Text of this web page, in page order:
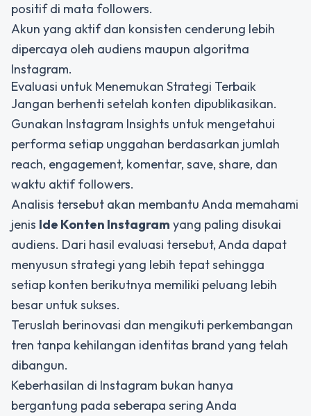
positif di mata followers.
Akun yang aktif dan konsisten cenderung lebih
dipercaya oleh audiens maupun algoritma
Instagram.
Evaluasi untuk Menemukan Strategi Terbaik
Jangan berhenti setelah konten dipublikasikan.
Gunakan Instagram Insights untuk mengetahui
performa setiap unggahan berdasarkan jumlah
reach, engagement, komentar, save, share, dan
waktu aktif followers.
Analisis tersebut akan membantu Anda memahami
jenis Ide Konten Instagram yang paling disukai
audiens. Dari hasil evaluasi tersebut, Anda dapat
menyusun strategi yang lebih tepat sehingga
setiap konten berikutnya memiliki peluang lebih
besar untuk sukses.
Teruslah berinovasi dan mengikuti perkembangan
tren tanpa kehilangan identitas brand yang telah
dibangun.
Keberhasilan di Instagram bukan hanya
bergantung pada seberapa sering Anda